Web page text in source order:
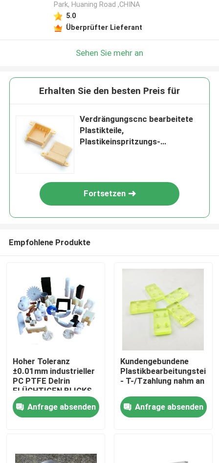
Haus
Produkte
Park, Huaning Road ,CHINA
5.0
Überprüfter Lieferant
Sehen Sie mehr an
Erhalten Sie den besten Preis für
Verdrängungscnc bearbeitete
Plastikteile,
Plastikeinspritzungs-
Fortsetzen
Empfohlene Produkte
Hoher Toleranz
±0.01mm industrieller
PC PTFE Delrin
FLÜCHTIGEN BLICKS
Anfrage absenden
Kundengebundene
Plastikbearbeitungsteile
- T-/Tzahlung nahm an
Anfrage absenden